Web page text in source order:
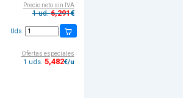
Precio neto sin IVA
1 ud.6,291€
Uds.
Ofertas especiales
1 uds. 5,482€/u